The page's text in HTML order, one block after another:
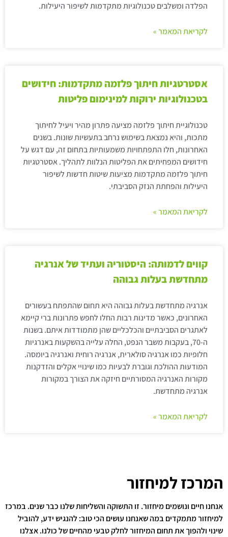
הפלדה ומשלבים טכנולוגיות מתקדמות לשיפור היעילות.
לקריאת המאמר »
אסטרטגיות חיתוך פלזמה מתקדמות: חידושים
בטכנולוגיות ירוקות למינימום פליטות
טכנולוגיית חיתוך פלזמה מציעה פתרון מהיר ויעיל לחיתוך
מתכות, והיא נמצאת בשימוש נרחב בתעשיות שונות. בשנים
האחרונות, חלו התפתחויות משמעותיות בתחום זה, עם דגש על
חידושים המפחיתים את הפליטות הנלוות לתהליך. אסטרטגיות
חיתוך פלזמה מתקדמות מציעות שיטות חדשות לשיפור
היעילות והפחתת הנזק הסביבתי.
לקריאת המאמר »
קווים לדמותה: היסטוריה ועתיד של אנרגיה
מתחדשת בעלות גבוהה
אנרגיה מתחדשת בעלות גבוהה היא תחום שהתפתח בעשורים
האחרונים, כאשר מדינות רבות החלו לחפש פתרונות ברי קיימא
לאתגרים הסביבתיים והכלכליים שהן מתמודדות איתם. בשנות
ה-70, בעקבות משבר הנפט, החלה עלייה בהשקעות באנרגיות
חלופיות כמו אנרגיה סולארית, אנרגיה רוחית ואנרגיה ביומסה.
המודעות ההולכת וגוברת לבעיות כמו שינויי אקלים והזדקנות
מקורות האנרגיה המסורתיים חיזקה את הצורך במקורות
אנרגיה מתחדשת.
לקריאת המאמר »
המרכז למיחזור
אנחנו חיים ונושמים מיחזור. זו התשוקה והשליחות שלנו כבר שנים. במרכז
למיחזור מתמקדים במה שאנחנו עושים הכי טוב: להנגיש ידע, להוביל
שינוי ולהפוך את תחום המיחזור לחלק טבעי מהחיים של כולנו. אצלנו